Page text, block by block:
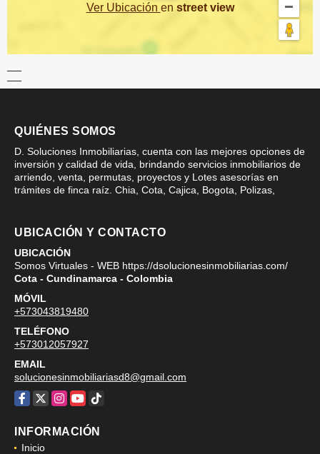
Ver Ubicación en street view
QUIÉNES SOMOS
D. Soluciones Inmobiliarias, cuenta con las mejores opciones de
inversión y calidad de vida, brindando servicios inmobiliarios de
arriendo, venta, permutas, proyectos y Lotes asesorías en
trámites de finca raíz. Chia, Cota, Cajica, Bogota, Polizas,
UBICACIÓN Y CONTACTO
UBICACIÓN
Somos Virtuales - WEB https://dsolucionesinmobiliarias.com/
Cota - Cundinamarca - Colombia
MÓVIL
+573043819480
TELÉFONO
+573012057927
EMAIL
solucionesinmobiliariasd8@gmail.com
Facebook
X Instagram
YouTube
TikTok
INFORMACIÓN
Inicio